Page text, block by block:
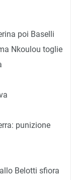
poi Baselli
Nkoulou toglie
punizione
Belotti sfiora